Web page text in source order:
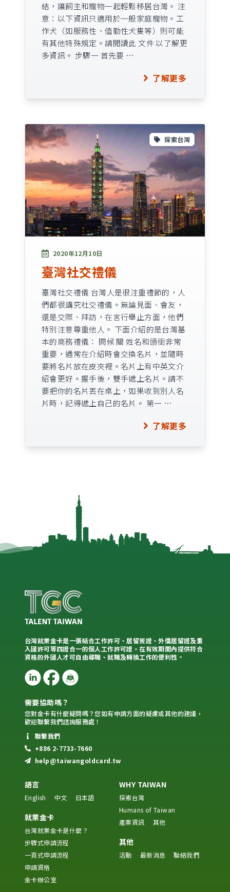
結，讓飼主和寵物一起輕鬆移居台灣。 注
意：以下資訊只適用於一般家庭寵物。工
作犬（如服務性、值勤性犬隻等）則可能
有其他特殊規定。請閱讀此 文件 以了解更
多資訊。 步驟一 首先要 …
了解更多
探索台灣
2020年12月10日
臺灣社交禮儀
臺灣社交禮儀 台灣人是很注重禮節的，人
們都很講究社交禮儀。無論見面、會友，
還是交際、拜訪，在言行舉止方面，他們
特別注意尊重他人。 下面介紹的是台灣基
本的商務禮儀： 問候 關 姓名和頭銜非常
重要，通常在介紹時會交換名片，並隨時
要將名片放在皮夾裡。名片上有中英文介
紹會更好。握手後，雙手遞上名片。請不
要把你的名片丟在桌上，如果收到別人名
片時，記得遞上自己的名片。 第一 …
了解更多
台灣就業金卡是一張結合工作許可、居留簽證、外僑居留證及重
入國許可等四證合一的個人工作許可證，在有效期間內提供符合
資格的外國人才可自由尋職、就職及轉換工作的便利性。
需要協助嗎？
您對金卡有什麼疑問嗎？您如有申請方面的疑慮或其他的建議，
歡迎聯繫我們諮詢服務處！
聯繫我們
+886 2-7733-7660
help@taiwangoldcard.tw
語言
English 中文 日本語
就業金卡
台灣就業金卡是什麼？
步驟式申請流程
一頁式申請流程
申請資格
金卡辦公室
WHY TAIWAN
探索台灣
Humans of Taiwan
產業資訊
其他
其他
活動 最新消息 聯絡我們